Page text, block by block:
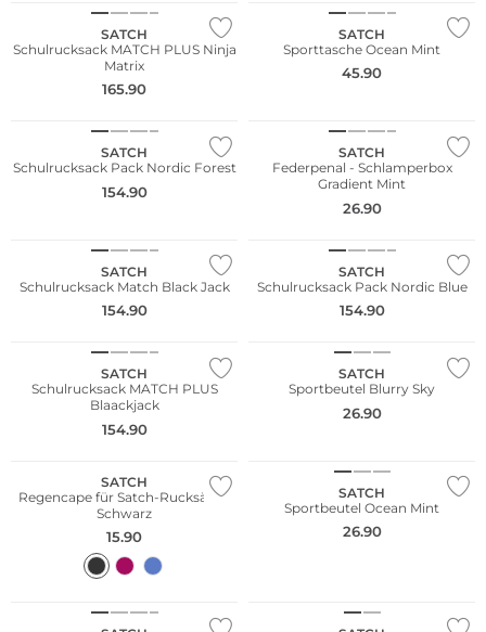
SATCH
Schulrucksack MATCH PLUS Ninja
Matrix
165.90
SATCH
Sporttasche Ocean Mint
45.90
SATCH
Schulrucksack Pack Nordic Forest
154.90
SATCH
Federpenal - Schlamperbox
Gradient Mint
26.90
SATCH
Schulrucksack Match Black Jack
154.90
SATCH
Schulrucksack Pack Nordic Blue
154.90
SATCH
Schulrucksack MATCH PLUS
Blaackjack
154.90
SATCH
Sportbeutel Blurry Sky
26.90
SATCH
Regencape für Satch-Rucksäcke
Schwarz
15.90
SATCH
Sportbeutel Ocean Mint
26.90